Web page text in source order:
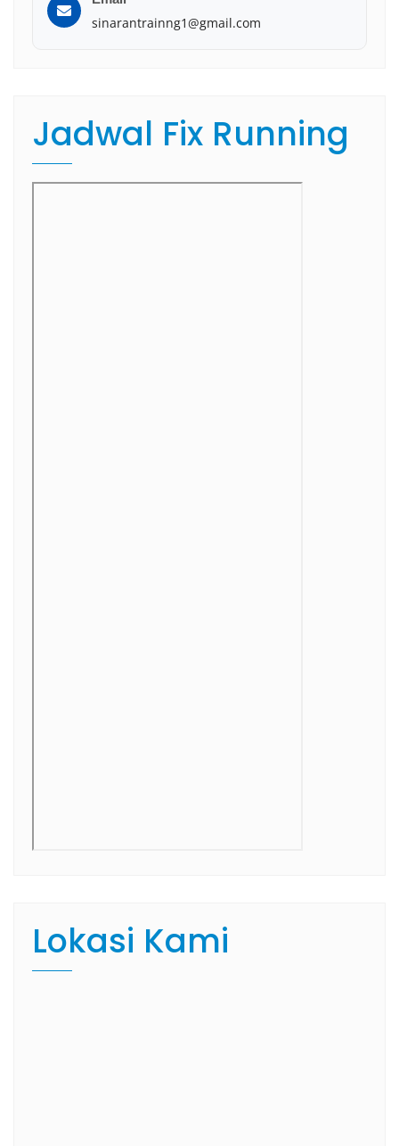
sinarantrainng1@gmail.com
Jadwal Fix Running
Lokasi Kami